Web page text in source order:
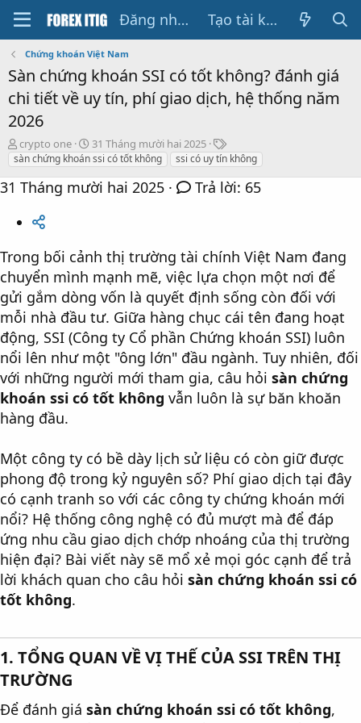
Đăng nhập Tạo tài khoản
Chứng khoán Việt Nam
Sàn chứng khoán SSI có tốt không? đánh giá
chi tiết về uy tín, phí giao dịch, hệ thống năm
2026
T
h
e
s
a
t
e
r
crypto one
N
g
y
ầ
u
31 Tháng mười hai 2025
T
h
sàn chứng khoán ssi có tốt không ssi có uy tín không
31 Tháng mười hai 2025 Trả lời: 65
Trong bối cảnh thị trường tài chính Việt Nam đang
chuyển mình mạnh mẽ, việc lựa chọn một nơi để
gửi gắm dòng vốn là quyết định sống còn đối với
mỗi nhà đầu tư. Giữa hàng chục cái tên đang hoạt
động, SSI (Công ty Cổ phần Chứng khoán SSI) luôn
nổi lên như một "ông lớn" đầu ngành. Tuy nhiên, đối
với những người mới tham gia, câu hỏi sàn chứng
khoán ssi có tốt không vẫn luôn là sự băn khoăn
hàng đầu.
Một công ty có bề dày lịch sử liệu có còn giữ được
phong độ trong kỷ nguyên số? Phí giao dịch tại đây
có cạnh tranh so với các công ty chứng khoán mới
nổi? Hệ thống công nghệ có đủ mượt mà để đáp
ứng nhu cầu giao dịch chớp nhoáng của thị trường
hiện đại? Bài viết này sẽ mổ xẻ mọi góc cạnh để trả
lời khách quan cho câu hỏi sàn chứng khoán ssi có
tốt không.
1. TỔNG QUAN VỀ VỊ THẾ CỦA SSI TRÊN THỊ
TRƯỜNG​
Để đánh giá sàn chứng khoán ssi có tốt không,